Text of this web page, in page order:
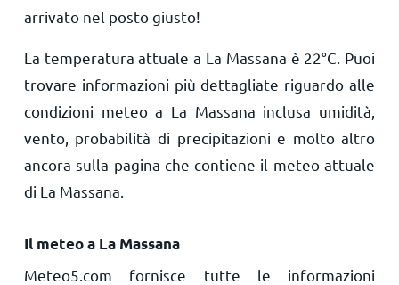
arrivato nel posto giusto!
La temperatura attuale a La Massana è 22°C . Puoi
trovare informazioni più dettagliate riguardo alle
condizioni meteo a La Massana inclusa umidità,
vento, probabilità di precipitazioni e molto altro
ancora sulla pagina che contiene il meteo attuale
di La Massana.
Il meteo a La Massana
Meteo5.com fornisce tutte le informazioni